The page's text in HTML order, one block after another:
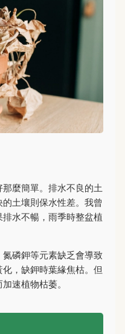
麼簡單。排水不良的土
土壤則保水性差。我曾
水不暢，雨季時整盆植
磷鉀等元素缺乏會導致
，缺鉀時葉緣焦枯。但
速植物枯萎。